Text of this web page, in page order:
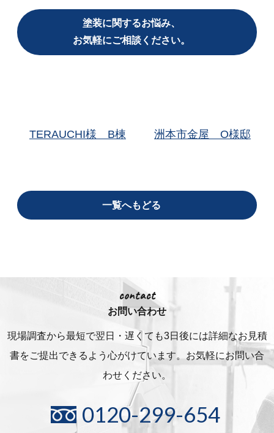
塗装に関するお悩み、
お気軽にご相談ください。
TERAUCHI様 B棟 洲本市金屋 O様邸
一覧へもどる
contact
お問い合わせ
現場調査から最短で翌日・遅くても3日後には詳細なお見積
書をご提出できるよう心がけています。お気軽にお問い合
わせください。
0120-299-654